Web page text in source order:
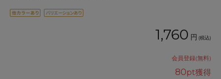
1,760 円 (税込)
会員登録(無料)
80pt獲得